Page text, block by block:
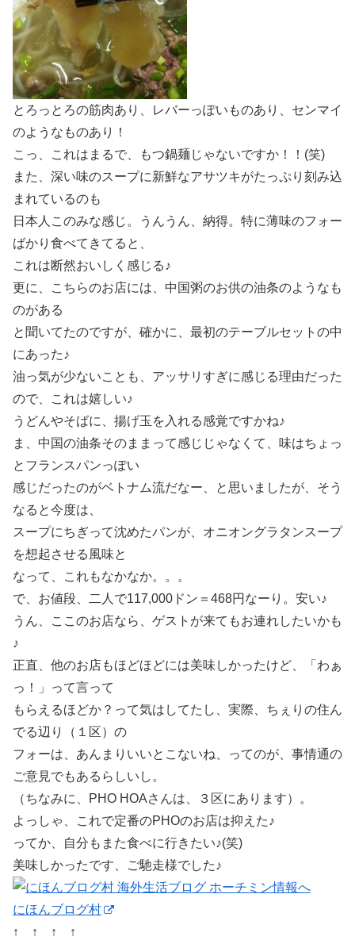
とろっとろの筋肉あり、レバーっぽいものあり、センマイ
のようなものあり！
こっ、これはまるで、もつ鍋麺じゃないですか！！(笑)
また、深い味のスープに新鮮なアサツキがたっぷり刻み込
まれているのも
日本人このみな感じ。うんうん、納得。特に薄味のフォー
ばかり食べてきてると、
これは断然おいしく感じる♪
更に、こちらのお店には、中国粥のお供の油条のようなも
のがある
と聞いてたのですが、確かに、最初のテーブルセットの中
にあった♪
油っ気が少ないことも、アッサリすぎに感じる理由だった
ので、これは嬉しい♪
うどんやそばに、揚げ玉を入れる感覚ですかね♪
ま、中国の油条そのままって感じじゃなくて、味はちょっ
とフランスパンっぽい
感じだったのがベトナム流だなー、と思いましたが、そう
なると今度は、
スープにちぎって沈めたパンが、オニオングラタンスープ
を想起させる風味と
なって、これもなかなか。。。
で、お値段、二人で117,000ドン＝468円なーり。安い♪
うん、ここのお店なら、ゲストが来てもお連れしたいかも
♪
正直、他のお店もほどほどには美味しかったけど、「わぁ
っ！」って言って
もらえるほどか？って気はしてたし、実際、ちぇりの住ん
でる辺り（１区）の
フォーは、あんまりいいとこないね、ってのが、事情通の
ご意見でもあるらしいし。
（ちなみに、PHO HOAさんは、３区にあります）。
よっしゃ、これで定番のPHOのお店は抑えた♪
ってか、自分もまた食べに行きたい♪(笑)
美味しかったです、ご馳走様でした♪
にほんブログ村
↑ ↑ ↑ ↑